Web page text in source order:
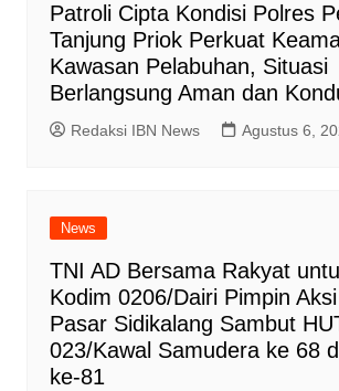
Patroli Cipta Kondisi Polres
Tanjung Priok Perkuat
Kawasan Pelabuhan, Situasi
Berlangsung Aman dan
Redaksi IBN News Agustus 6,
News
TNI AD Bersama Rakyat
Kodim 0206/Dairi Pimpin
Pasar Sidikalang Sambut
023/Kawal Samudera ke 68
ke-81